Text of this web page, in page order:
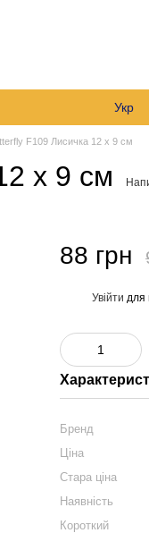
Укр
F109 Лисичка 12 х 9 см
х 9 см
88 грн
Увійти для
Бренд
Ціна
Стара ціна
Наявність
Короткий